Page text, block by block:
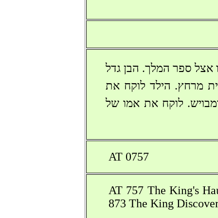
אצל ספר המלך. הבן גדל
מרחץ. הילד לוקח את
לוקח את אמו של
AT 0757
AT 757 The King's
873 The King